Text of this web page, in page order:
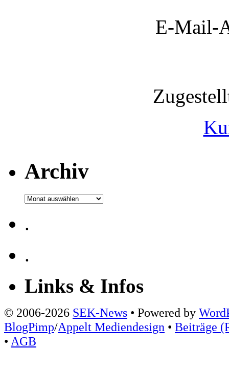
E-Mail-
Archiv
Archiv
.
.
Links & Infos
© 2006-2026 SEK-News • Powered by
BlogPimp/Appelt Mediendesign • Beiträge
• AGB